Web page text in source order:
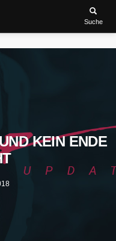
Suche
KEIN ENDE